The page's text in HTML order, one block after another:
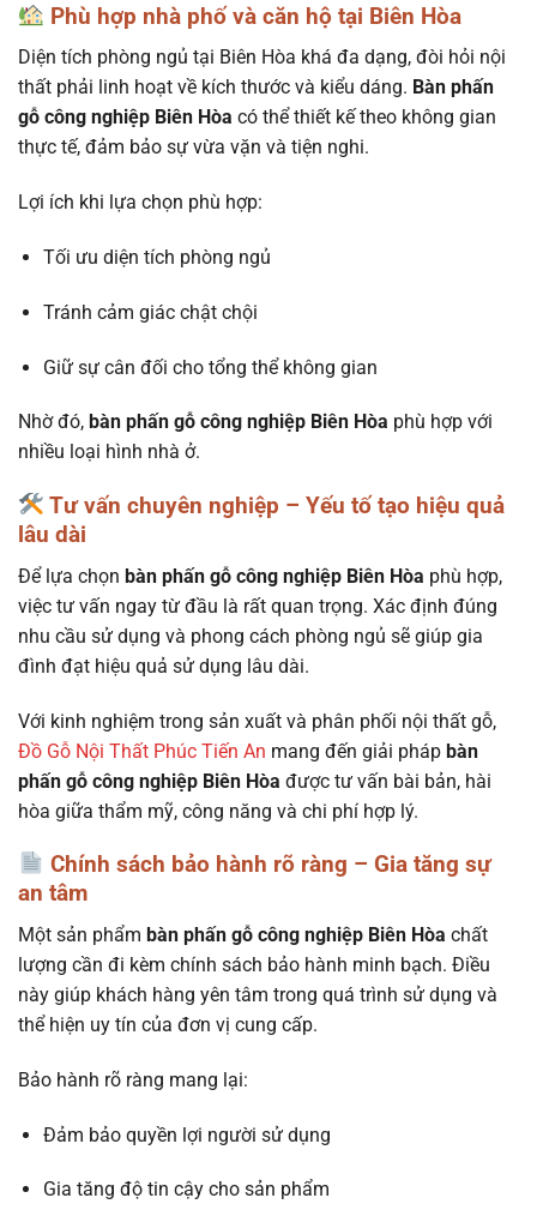
Phù hợp nhà phố và căn hộ tại Biên Hòa
Diện tích phòng ngủ tại Biên Hòa khá đa dạng, đòi hỏi nội
thất phải linh hoạt về kích thước và kiểu dáng. Bàn phấn
gỗ công nghiệp Biên Hòa có thể thiết kế theo không gian
thực tế, đảm bảo sự vừa vặn và tiện nghi.
Lợi ích khi lựa chọn phù hợp:
Tối ưu diện tích phòng ngủ
Tránh cảm giác chật chội
Giữ sự cân đối cho tổng thể không gian
Nhờ đó, bàn phấn gỗ công nghiệp Biên Hòa phù hợp với
nhiều loại hình nhà ở.
Tư vấn chuyên nghiệp – Yếu tố tạo hiệu quả
lâu dài
Để lựa chọn bàn phấn gỗ công nghiệp Biên Hòa phù hợp,
việc tư vấn ngay từ đầu là rất quan trọng. Xác định đúng
nhu cầu sử dụng và phong cách phòng ngủ sẽ giúp gia
đình đạt hiệu quả sử dụng lâu dài.
Với kinh nghiệm trong sản xuất và phân phối nội thất gỗ,
Đồ Gỗ Nội Thất Phúc Tiến An mang đến giải pháp bàn
phấn gỗ công nghiệp Biên Hòa được tư vấn bài bản, hài
hòa giữa thẩm mỹ, công năng và chi phí hợp lý.
Chính sách bảo hành rõ ràng – Gia tăng sự
an tâm
Một sản phẩm bàn phấn gỗ công nghiệp Biên Hòa chất
lượng cần đi kèm chính sách bảo hành minh bạch. Điều
này giúp khách hàng yên tâm trong quá trình sử dụng và
thể hiện uy tín của đơn vị cung cấp.
Bảo hành rõ ràng mang lại:
Đảm bảo quyền lợi người sử dụng
Gia tăng độ tin cậy cho sản phẩm